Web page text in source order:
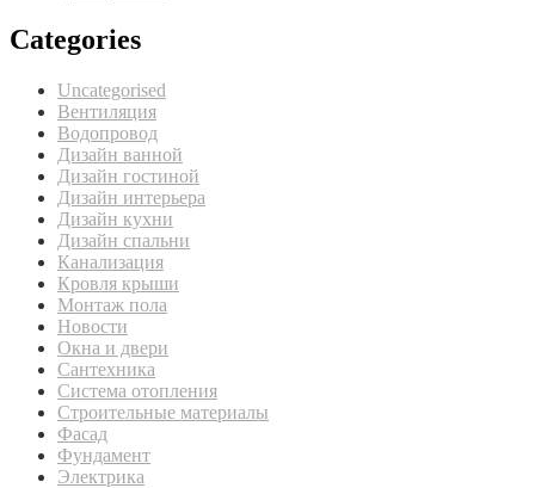
Categories
Uncategorised
Вентиляция
Водопровод
Дизайн ванной
Дизайн гостиной
Дизайн интерьера
Дизайн кухни
Дизайн спальни
Канализация
Кровля крыши
Монтаж пола
Новости
Окна и двери
Сантехника
Система отопления
Строительные материалы
Фасад
Фундамент
Электрика